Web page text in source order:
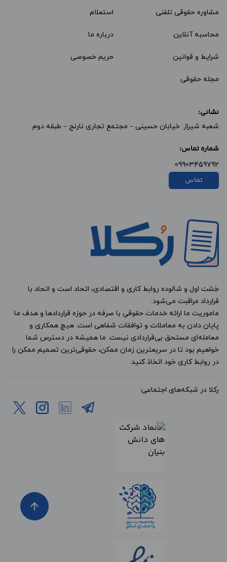
مشاوره حقوقی تلفنی استعلام
محاسبه آنلاین درباره ما
شرایط و قوانین حریم خصوصی
مجله حقوقی
نشانی:
شعبه شیراز: خیابان حسینی – مجتمع تجاری نارنج – طبقه دوم
شماره تماس:
09903459792
تماس
خِشت اول و شالوده روابط کاری و اقتصادی، اتحاد است و اتحاد با
قرارداد مراقبت می‌شود.
ماموریت ما ارائه خدمات حقوقیِ با صرفه در حوزه قراردادها و هدف ما
پایان دادن به معاملات و توافقات شفاهی است. هیچ همکاری و
معامله‌ای مستحق بی‌قراردادی نیست. ما همیشه در دسترس شما
خواهیم بود تا در سریعترین زمان ممکن، حقوقی‌ترین تصمیم ممکن را
در روابط کاری خود اتخاذ کنید.
رکلا در شبکه‌های اجتماعی:
arrow_upward